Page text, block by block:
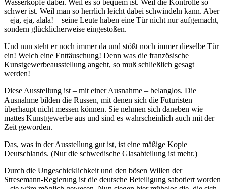
schwer ist. Weil man so herrlich leicht dabei schwindeln kann. Aber
– eja, eja, alala! – seine Leute haben eine Tür nicht nur aufgemacht,
sondern glücklicherweise eingestoßen.
Und nun steht er noch immer da und stößt noch immer dieselbe Tür
ein! Welch eine Enttäuschung! Denn was die französische
Kunstgewerbeausstellung angeht, so muß schließlich gesagt
werden!
Diese Ausstellung ist – mit einer Ausnahme – belanglos. Die
Ausnahme bilden die Russen, mit denen sich die Futuristen
überhaupt nicht messen können. Sie nehmen sich daneben wie
mattes Kunstgewerbe aus und sind es wahrscheinlich auch mit der
Zeit geworden.
Das, was in der Ausstellung gut ist, ist eine mäßige Kopie
Deutschlands. (Nur die schwedische Glasabteilung ist mehr.)
Durch die Ungeschicklichkeit und den bösen Willen der
Stresemann-Regierung ist die deutsche Beteiligung sabotiert worden